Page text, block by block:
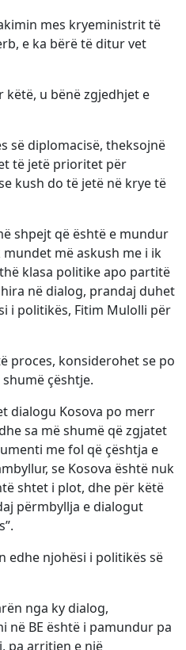
mes kryeministrit të
e ka bërë të ditur vet
këtë, u bënë zgjedhjet e
së diplomacisë, theksojnë
të jetë prioritet për
kush do të jetë në krye të
shpejt që është e mundur
më askush me i ik
klasa politike apo partitë
në dialog, prandaj duhet
i politikës, Fitim Mulolli për
proces, konsiderohet se po
çështje.
dialogu Kosova po merr
sa më shumë që zgjatet
me fol që çështja e
se Kosova është nuk
shtet i plot, dhe për këtë
përmbyllja e dialogut
edhe njohësi i politikës së
nga ky dialog,
në BE është i pamundur pa
pa arritjen e një